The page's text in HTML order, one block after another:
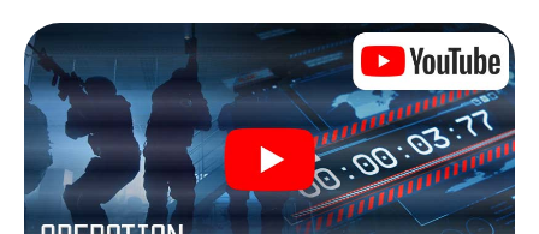
Sie niemandem!
Anders als in einem klassischen Escape Room in Belleville
sind Sie also nicht in ein Zimmer eingesperrt, aus dem Sie
sich in einem vorgegebenen Zeitfenster befreien
müssen. Diese Smartphone Schnitzeljagd erklärt ganz
Belleville zu Ihrem persönlichen Spielfeld! Die technische
Voraussetzung für Ihr Agentenabenteuer in Belleville: Ein
Smartphone mit Zugang ins mobile Internet. Per Klick